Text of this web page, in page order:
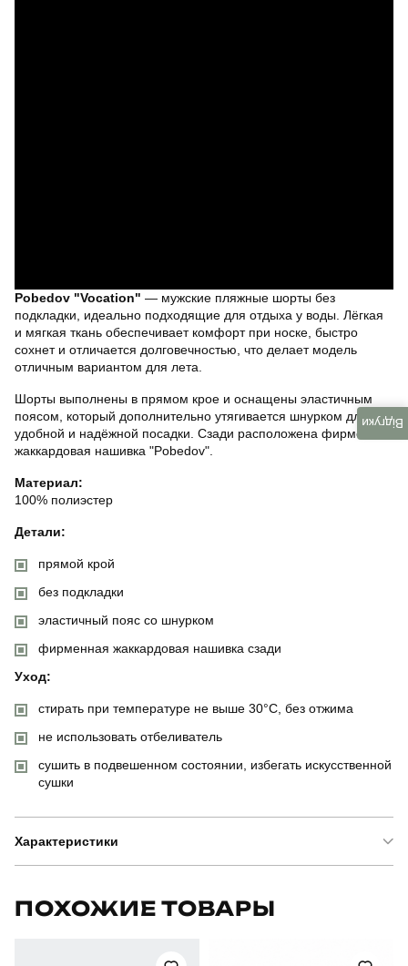
Pobedov "Vocation" — мужские пляжные шорты без
подкладки, идеально подходящие для отдыха у воды. Лёгкая
и мягкая ткань обеспечивает комфорт при носке, быстро
сохнет и отличается долговечностью, что делает модель
отличным вариантом для лета.
Шорты выполнены в прямом крое и оснащены эластичным
поясом, который дополнительно утягивается шнурком для
удобной и надёжной посадки. Сзади расположена фирменная
жаккардовая нашивка "Pobedov".
Материал:
100% полиэстер
Детали:
прямой крой
без подкладки
эластичный пояс со шнурком
фирменная жаккардовая нашивка сзади
Уход:
стирать при температуре не выше 30°C, без отжима
не использовать отбеливатель
сушить в подвешенном состоянии, избегать искусственной
сушки
Характеристики
ПОХОЖИЕ ТОВАРЫ
Відгуки